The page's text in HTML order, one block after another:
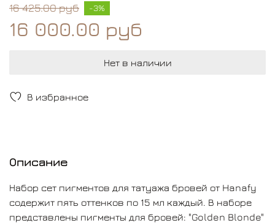
В избранное
оформление бровей с помощью татуажа. Hanafy - это
надежный выбор для профессионалов в индустрии
красоты.
16 425.00 руб
16 000.00 руб
-3%
Нет в наличии
Описание
Набор сет пигментов для татуажа бровей от Hanafy
содержит пять оттенков по 15 мл каждый. В наборе
представлены пигменты для бровей: "Golden Blonde"